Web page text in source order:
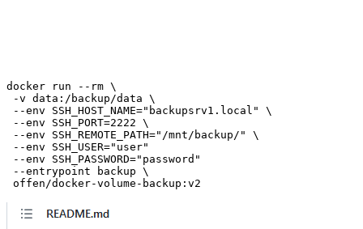
docker run --rm \
-v data:/backup/data \
--env SSH_HOST_NAME="backupsrv1.local" \
--env SSH_PORT=2222 \
--env SSH_REMOTE_PATH="/mnt/backup/" \
--env SSH_USER="user"
--env SSH_PASSWORD="password"
--entrypoint backup \